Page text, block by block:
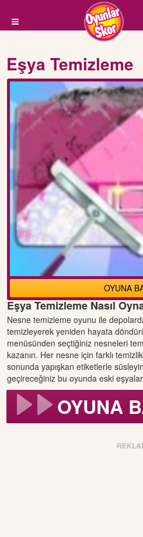
Eşya Temizleme
OYUNA
Eşya Temizleme Nasıl
Nesne temizleme oyunu ile
temizleyerek yeniden hayata
menüsünden seçtiğiniz nesneleri
kazanın. Her nesne için farklı
sonunda yapışkan etiketlerle
geçireceğiniz bu oyunda eski
OYUNA